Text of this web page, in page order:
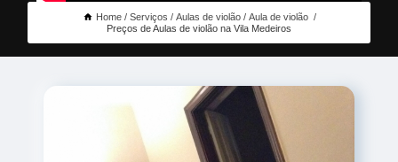
Home Serviços Aulas de violão
Aula de violão
Preços de Aulas de violão na Vila Medeiros